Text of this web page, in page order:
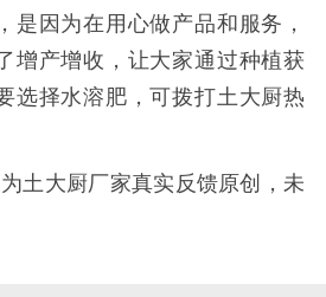
是因为在用心做产品和服务，
增产增收，让大家通过种植获
选择水溶肥，可拨打土大厨热
土大厨厂家真实反馈原创，未